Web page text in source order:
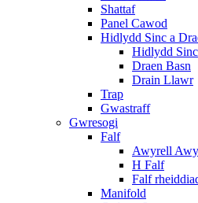
Shattaf
Panel Cawod
Hidlydd Sinc a
Hidlydd Sinc
Draen Basn
Drain Llawr
Trap
Gwastraff
Gwresogi
Falf
Awyrell
H Falf
Falf
Manifold